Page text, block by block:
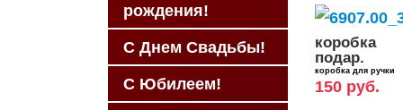
рождения!
С Днем Свадьбы!
С Юбилеем!
коробка
подар.
коробка для ручки
150 руб.